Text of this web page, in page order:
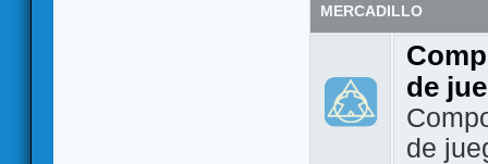
MERCADILLO
de
de